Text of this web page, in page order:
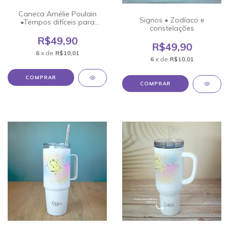
Caneca Amélie Poulain
•Tempos difíceis para
R$49,90
6 x de R$10,01
COMPRAR
Signos • Zodíaco e
constelações
R$49,90
6 x de R$10,01